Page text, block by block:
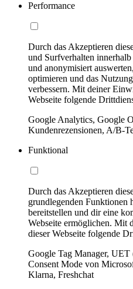
Performance
Durch das Akzeptieren
und Surfverhalten
und anonymisiert
optimieren und das
verbessern. Mit deiner
Webseite folgende
Google Analytics, Google
Kundenrezensionen, A/B-
Funktional
Durch das Akzeptieren
grundlegenden Funktionen
bereitstellen und dir eine
Webseite ermöglichen. Mit
dieser Webseite folgende
Google Tag Manager,
Consent Mode von
Klarna, Freshchat